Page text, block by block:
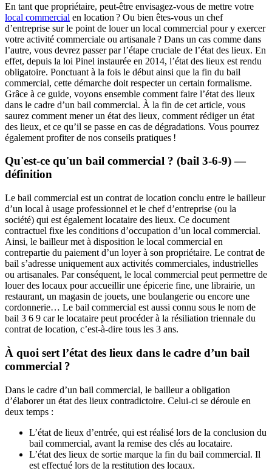
En tant que propriétaire, peut-être envisagez-vous de mettre votre
local commercial en location ? Ou bien êtes-vous un chef
d’entreprise sur le point de louer un local commercial pour y exercer
votre activité commerciale ou artisanale ? Dans un cas comme dans
l’autre, vous devrez passer par l’étape cruciale de l’état des lieux. En
effet, depuis la loi Pinel instaurée en 2014, l’état des lieux est rendu
obligatoire. Ponctuant à la fois le début ainsi que la fin du bail
commercial, cette démarche doit respecter un certain formalisme.
Grâce à ce guide, voyons ensemble comment faire l’état des lieux
dans le cadre d’un bail commercial. À la fin de cet article, vous
saurez comment mener un état des lieux, comment rédiger un état
des lieux, et ce qu’il se passe en cas de dégradations. Vous pourrez
également profiter de nos conseils pratiques !
Qu'est-ce qu'un bail commercial ? (bail 3-6-9) —
définition
Le bail commercial est un contrat de location conclu entre le bailleur
d’un local à usage professionnel et le chef d’entreprise (ou la
société) qui est également locataire des lieux. Ce document
contractuel fixe les conditions d’occupation d’un local commercial.
Ainsi, le bailleur met à disposition le local commercial en
contrepartie du paiement d’un loyer à son propriétaire. Le contrat de
bail s’adresse uniquement aux activités commerciales, industrielles
ou artisanales. Par conséquent, le local commercial peut permettre de
louer des locaux pour accueillir une épicerie fine, une librairie, un
restaurant, un magasin de jouets, une boulangerie ou encore une
cordonnerie… Le bail commercial est aussi connu sous le nom de
bail 3 6 9 car le locataire peut procéder à la résiliation triennale du
contrat de location, c’est-à-dire tous les 3 ans.
À quoi sert l’état des lieux dans le cadre d’un bail
commercial ?
Dans le cadre d’un bail commercial, le bailleur a obligation
d’élaborer un état des lieux contradictoire. Celui-ci se déroule en
deux temps :
L’état de lieux d’entrée, qui est réalisé lors de la conclusion du
bail commercial, avant la remise des clés au locataire.
L’état des lieux de sortie marque la fin du bail commercial. Il
est effectué lors de la restitution des locaux.